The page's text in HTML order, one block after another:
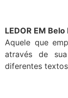
LEDOR EM
Aquele que
através de
diferentes